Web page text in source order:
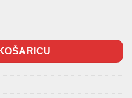
2007- količina